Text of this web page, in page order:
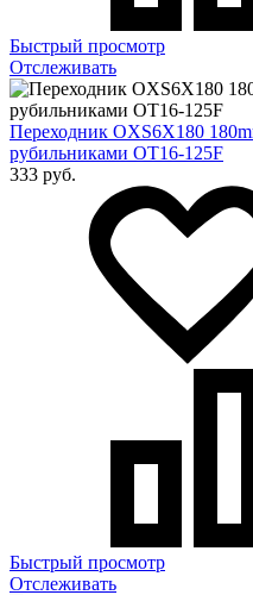
Быстрый просмотр
Отслеживать
Переходник OXS6X180
рубильниками OT16-125F
333 руб.
Быстрый просмотр
Отслеживать